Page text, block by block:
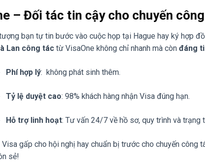
– Đối tác tin cậy cho chuyến
bạn tự tin bước vào cuộc họp tại Hague hay ký hợp
Lan công tác từ VisaOne không chỉ nhanh mà còn đáng
Phí hợp lý: không phát sinh thêm.
Tỷ lệ duyệt cao: 98% khách hàng nhận Visa đúng hạn.
Hỗ trợ linh hoạt: Tư vấn 24/7 về hồ sơ, quy trình và trạng
Visa gấp cho hội nghị hay chuẩn bị trước cho chuyến công
sẻ!